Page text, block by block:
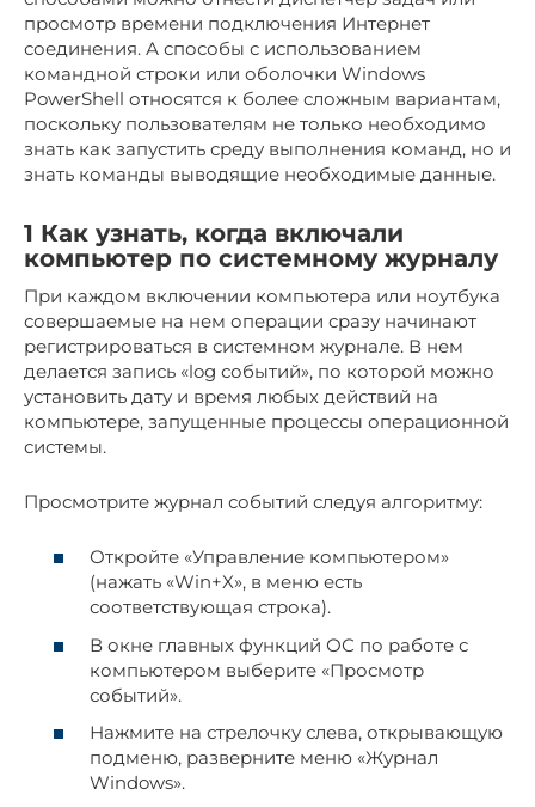
просмотр времени подключения Интернет
соединения. А способы с использованием
командной строки или оболочки Windows
PowerShell относятся к более сложным вариантам,
поскольку пользователям не только необходимо
знать как запустить среду выполнения команд, но и
знать команды выводящие необходимые данные.
1 Как узнать, когда включали
компьютер по системному журналу
При каждом включении компьютера или ноутбука
совершаемые на нем операции сразу начинают
регистрироваться в системном журнале. В нем
делается запись «log событий», по которой можно
установить дату и время любых действий на
компьютере, запущенные процессы операционной
системы.
Просмотрите журнал событий следуя алгоритму:
Откройте «Управление компьютером»
(нажать «Win+X», в меню есть
соответствующая строка).
В окне главных функций ОС по работе с
компьютером выберите «Просмотр
событий».
Нажмите на стрелочку слева, открывающую
подменю, разверните меню «Журнал
Windows».